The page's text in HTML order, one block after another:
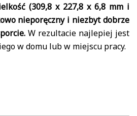
(309,8 x 227,8 x 6,8 mm i
nieporęczny i niezbyt dobrze
W rezultacie najlepiej jest
w domu lub w miejscu pracy.